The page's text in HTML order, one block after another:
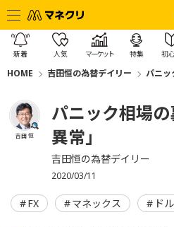
新着 人気 マーケット 特集 初
HOME 吉田恒の為替デイリー パニッ
吉田 恒
パニック相場
異常」
吉田恒の為替デイリー
2020/03/11
FX マネックス ド